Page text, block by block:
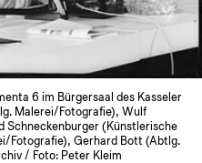
6 im Bürgersaal des Kasseler
Malerei/Fotografie), Wulf
Schneckenburger (Künstlerische
Fotografie), Gerhard Bott (Abtlg.
/ Foto: Peter Kleim